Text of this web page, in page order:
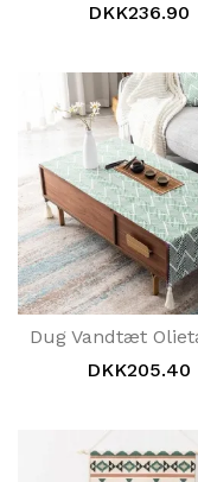
DKK236.90
DKK205.40